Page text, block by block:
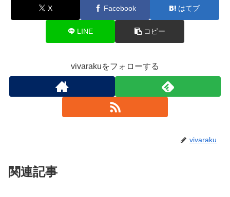
X Facebook はてブ
LINE コピー
vivarakuをフォローする
vivaraku
関連記事